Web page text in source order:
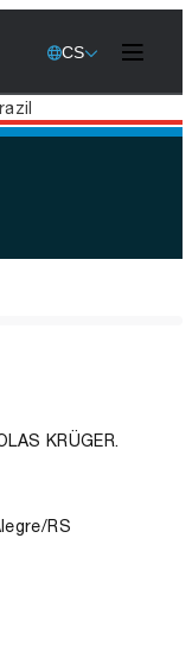
CS
KRÜGER.
RS